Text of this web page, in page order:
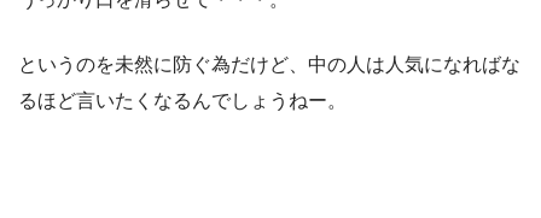
というのを未然に防ぐ為だけど、中の人は人気になればな
るほど言いたくなるんでしょうねー。